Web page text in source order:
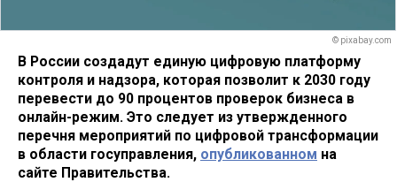
© pixabay.com
В России создадут единую цифровую платформу
контроля и надзора, которая позволит к 2030 году
перевести до 90 процентов проверок бизнеса в
онлайн-режим. Это следует из утвержденного
перечня мероприятий по цифровой трансформации
в области госуправления, опубликованном на
сайте Правительства.